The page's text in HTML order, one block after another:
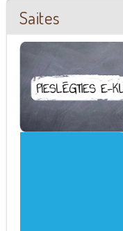
Saites